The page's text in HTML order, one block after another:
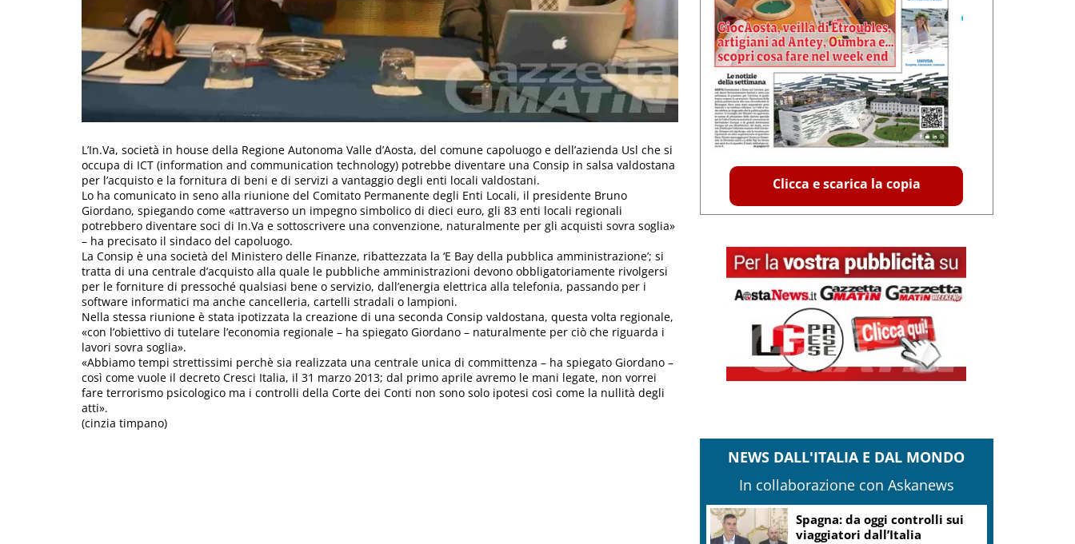
L’In.Va, società in house della Regione Autonoma Valle d’Aosta, del comune capoluogo e dell’azienda Usl che si
occupa di ICT (information and communication technology) potrebbe diventare una Consip in salsa valdostana
per l’acquisto e la fornitura di beni e di servizi a vantaggio degli enti locali valdostani.
Lo ha comunicato in seno alla riunione del Comitato Permanente degli Enti Locali, il presidente Bruno
Giordano, spiegando come «attraverso un impegno simbolico di dieci euro, gli 83 enti locali regionali
potrebbero diventare soci di In.Va e sottoscrivere una convenzione, naturalmente per gli acquisti sovra soglia»
– ha precisato il sindaco del capoluogo.
La Consip è una società del Ministero delle Finanze, ribattezzata la ‘E Bay della pubblica amministrazione’; si
tratta di una centrale d’acquisto alla quale le pubbliche amministrazioni devono obbligatoriamente rivolgersi
per le forniture di pressoché qualsiasi bene o servizio, dall’energia elettrica alla telefonia, passando per i
software informatici ma anche cancelleria, cartelli stradali o lampioni.
Nella stessa riunione è stata ipotizzata la creazione di una seconda Consip valdostana, questa volta regionale,
«con l’obiettivo di tutelare l’economia regionale – ha spiegato Giordano – naturalmente per ciò che riguarda i
lavori sovra soglia».
«Abbiamo tempi strettissimi perchè sia realizzata una centrale unica di committenza – ha spiegato Giordano –
così come vuole il decreto Cresci Italia, il 31 marzo 2013; dal primo aprile avremo le mani legate, non vorrei
fare terrorismo psicologico ma i controlli della Corte dei Conti non sono solo ipotesi così come la nullità degli
atti».
(cinzia timpano)
Clicca e scarica la copia
NEWS DALL'ITALIA E DAL MONDO
In collaborazione con Askanews
Spagna: da oggi controlli sui
viaggiatori dall’Italia